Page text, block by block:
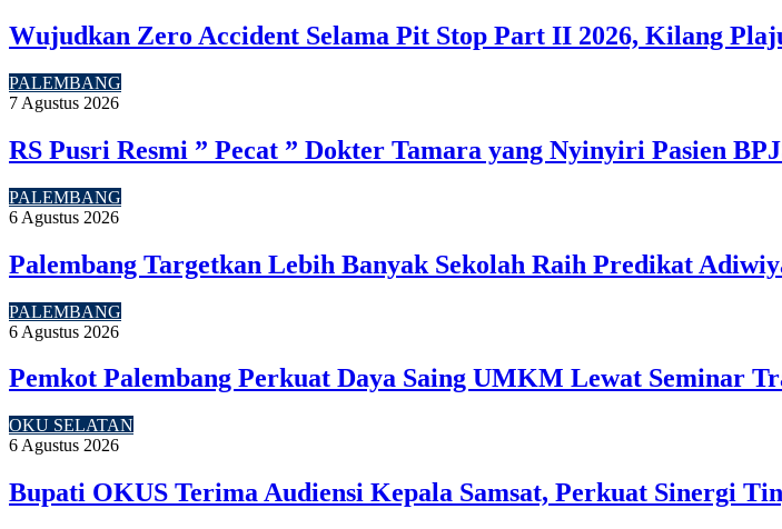
Wujudkan Zero Accident Selama Pit Stop Part II 2026, Kilang
PALEMBANG
7 Agustus 2026
RS Pusri Resmi ” Pecat ” Dokter Tamara yang Nyinyiri Pasien
PALEMBANG
6 Agustus 2026
Palembang Targetkan Lebih Banyak Sekolah Raih Predikat
PALEMBANG
6 Agustus 2026
Pemkot Palembang Perkuat Daya Saing UMKM Lewat Seminar
OKU SELATAN
6 Agustus 2026
Bupati OKUS Terima Audiensi Kepala Samsat, Perkuat Sinergi